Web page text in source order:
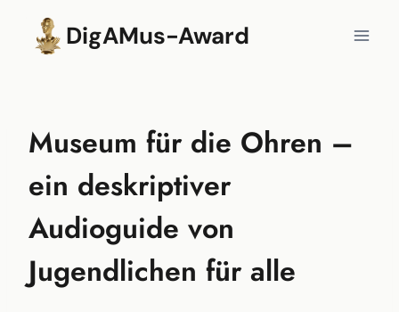
springen
DigAMus-Award
Museum für die Ohren –
ein deskriptiver
Audioguide von
Jugendlichen für alle